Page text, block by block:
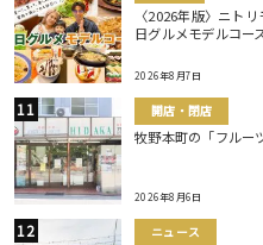
〈2026年版〉ニト
日グルメモデルコー
2026年8月7日
開店・閉店
牧野本町の「フルー
2026年8月6日
ニュース